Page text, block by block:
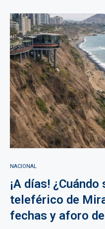
NACIONAL
¡A días! ¿Cuándo
teleférico de
fechas y aforo